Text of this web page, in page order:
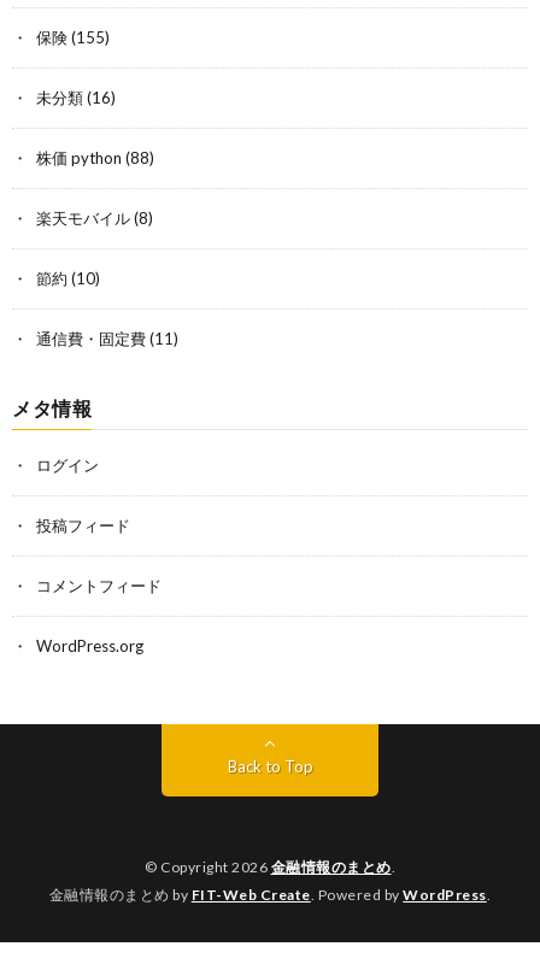
保険(155)
未分類(16)
株価 python (88)
楽天モバイル(8)
節約 (10)
通信費・固定費(11)
メタ情報
ログイン
投稿フィード
コメントフィード
WordPress.org
Back to Top
© Copyright 2026 金融情報のまとめ
金融情報のまとめ by FIT-Web Create . Powered byWordPress